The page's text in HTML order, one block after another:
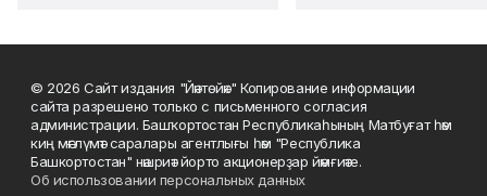
© 2026 Сайт издания "Йәнтөйәк" Копирование информации
сайта разрешено только с письменного согласия
администрации. Башҡортостан Республикаһының Матбуғат һәм
киң мәғлүмәт саралары агентлығы һәм "Республика
Башкортостан" нәшриәт йорто акционерҙар йәмғиәте.
Об использовании персональных данных